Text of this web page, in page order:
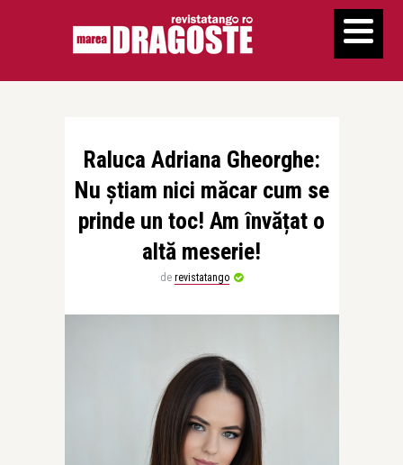
Raluca Adriana Gheorghe:
Nu știam nici măcar cum se
prinde un toc! Am învățat o
altă meserie!
de revistatango